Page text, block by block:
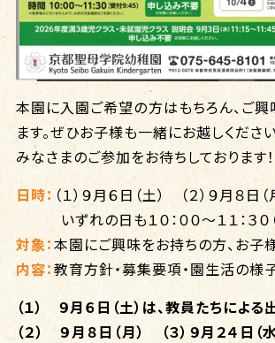
本園に入園ご希望の方はもちろん、ご
ます。ぜひお子様も一緒にお越しください
みなさまのご参加をお待ちしております！
日時： （１） ９月６日（土） （２） ９月８日（
いずれの日も１０：００～１１：３０（
対象：本園にご興味をお持ちの方、お子
内容：教育方針・募集要項・園生活の様
（１） ９月６日（土）は、教員たちによ
（２） ９月８日（月） （３）９月２４